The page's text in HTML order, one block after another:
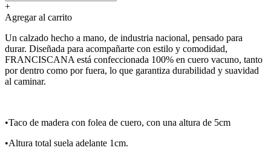
+
Agregar al carrito
Un calzado hecho a mano, de industria nacional, pensado para
durar. Diseñada para acompañarte con estilo y comodidad,
FRANCISCANA está confeccionada 100% en cuero vacuno, tanto
por dentro como por fuera, lo que garantiza durabilidad y suavidad
al caminar.
•Taco de madera con folea de cuero, con una altura de 5cm
•Altura total suela adelante 1cm.